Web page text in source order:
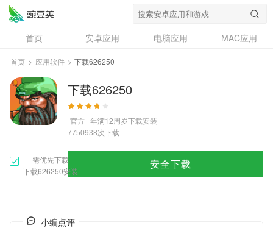
首页 安卓应用 电脑应用
MAC应用
资讯
专题
问答
首页 > 应用软件 > 下载626250
下载626250
官方 年满12周岁下载安装
7750938次下载
需优先下载
下载626250安装
安全下载
小编点评